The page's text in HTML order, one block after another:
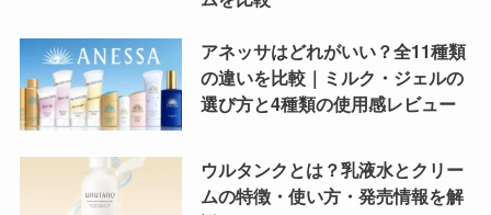
アネッサはどれがいい？全11種類
の違いを比較｜ミルク・ジェルの
選び方と4種類の使用感レビュー
ウルタンクとは？乳液水とクリー
ムの特徴・使い方・発売情報を解